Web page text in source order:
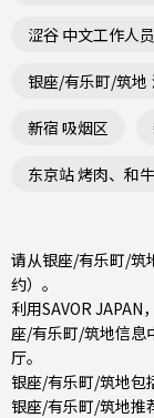
涩谷 中文工作人员
银座/有乐町/筑地
新宿 吸烟区
东京站 烤肉、和牛
请从银座/有乐町/筑
约）。
利用SAVOR
座/有乐町/筑地信息
厅。
银座/有乐町/筑地包
银座/有乐町/筑地推